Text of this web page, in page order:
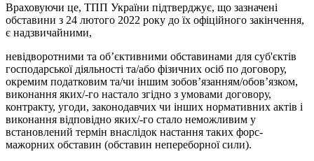
Враховуючи це, ТПП України підтверджує, що зазначені
обставини з 24 лютого 2022 року до їх офіційного закінчення,
є надзвичайними,
невідворотними та об’єктивними обставинами для суб'єктів
господарської діяльності та/або фізичних осіб по договору,
окремим податковим та/чи іншим зобов’язанням/обов’язком,
виконання яких/-го настало згідно з умовами договору,
контракту, угоди, законодавчих чи інших нормативних актів і
виконання відповідно яких/-го стало неможливим у
встановлений термін внаслідок настання таких форс-
мажорних обставин (обставин непереборної сили).